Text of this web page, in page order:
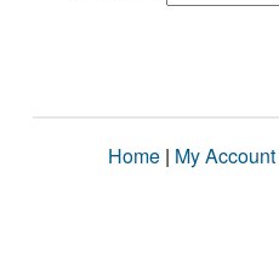
Home | My Account